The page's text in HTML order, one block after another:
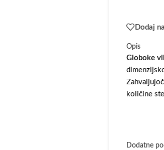
Dodaj
Opis
Globoke
količine
Dodatne